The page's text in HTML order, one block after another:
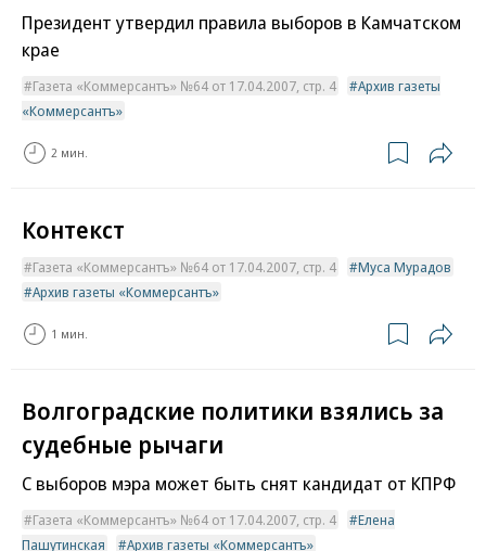
Президент утвердил правила выборов в Камчатском
крае
Газета «Коммерсантъ» №64 от 17.04.2007, стр. 4
Архив газеты
«Коммерсантъ»
2 мин.
Контекст
Газета «Коммерсантъ» №64 от 17.04.2007, стр. 4
Муса Мурадов
Архив газеты «Коммерсантъ»
1 мин.
Волгоградские политики взялись за
судебные рычаги
С выборов мэра может быть снят кандидат от КПРФ
Газета «Коммерсантъ» №64 от 17.04.2007, стр. 4
Елена
Пашутинская
Архив газеты «Коммерсантъ»